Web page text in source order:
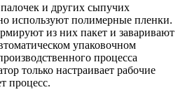
и других сыпучих
используют полимерные пленки.
из них пакет и заваривают
упаковочном
процесса
только настраивает рабочие
процесс.